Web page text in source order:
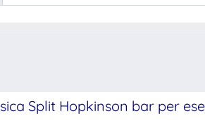
Split Hopkinson bar per